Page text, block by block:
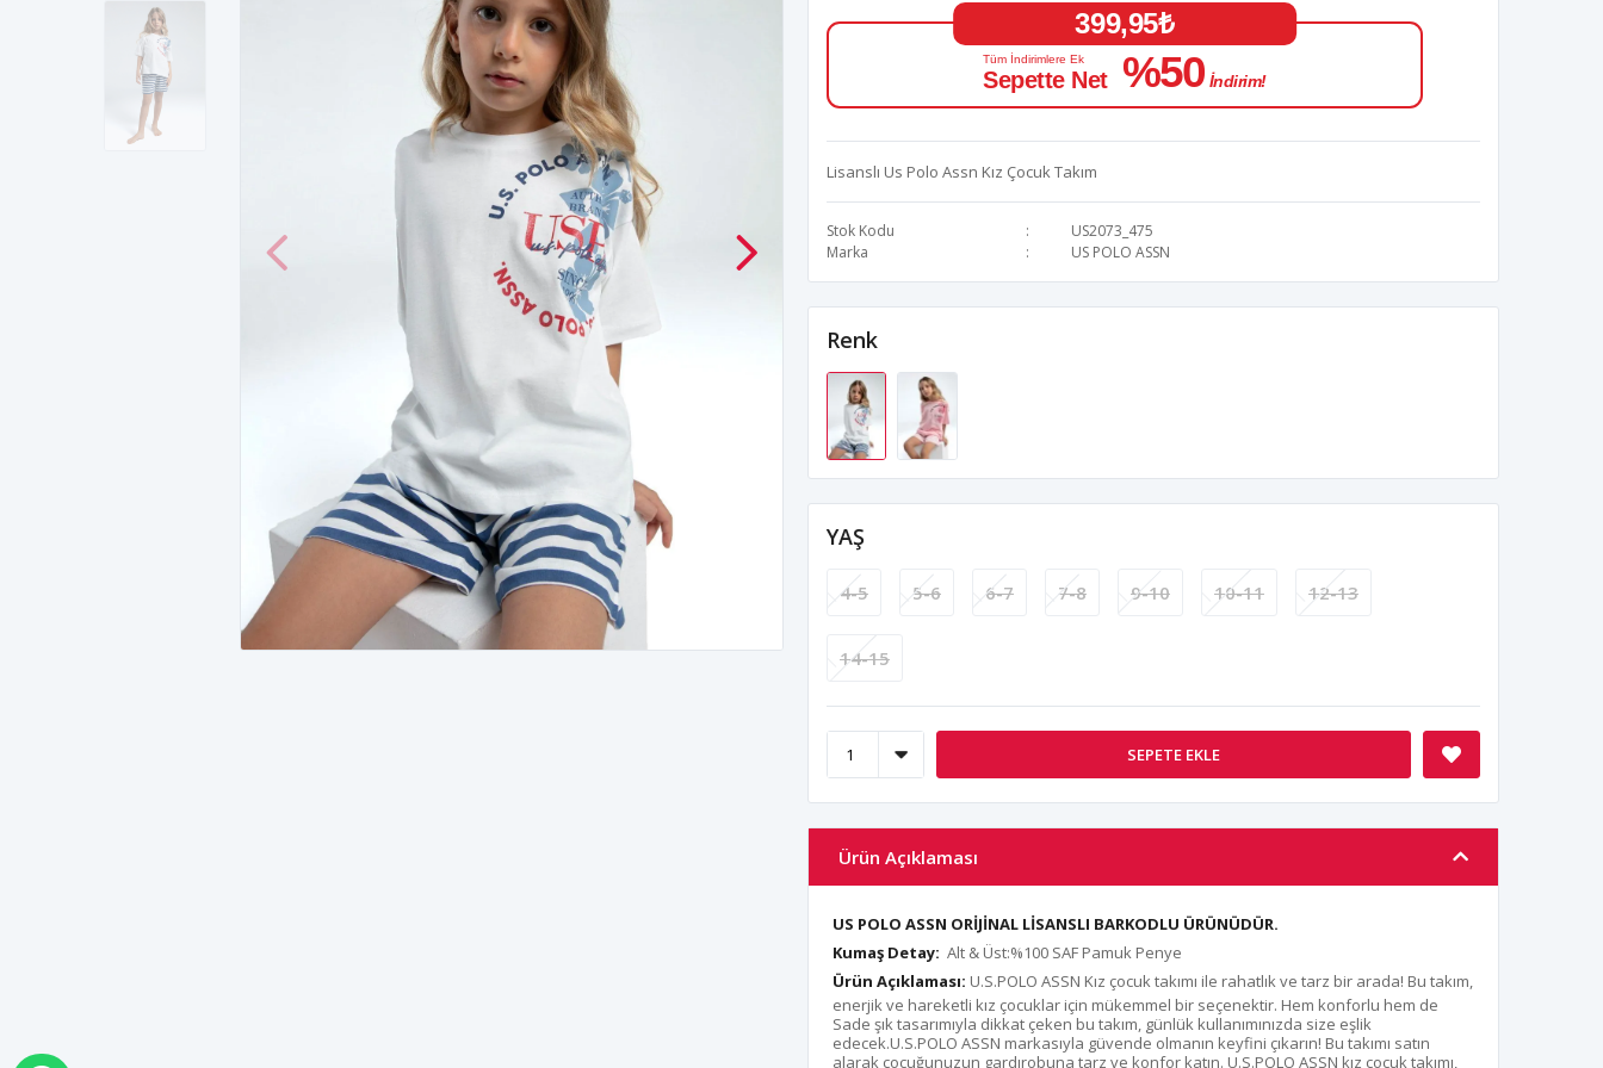
399,95₺
Tüm İndirimlere Ek
Sepette Net %50 İndirim!
Lisanslı Us Polo Assn Kız Çocuk Takım
Stok Kodu
US2073_475
Marka
US POLO ASSN
Renk
YAŞ
4-5 5-6 6-7 7-8 9-10 10-11 12-13
14-15
SEPETE EKLE
Ürün Açıklaması
US POLO ASSN ORİJİNAL LİSANSLI BARKODLU ÜRÜNÜDÜR.
Kumaş Detay: Alt & Üst:%100 SAF Pamuk Penye
Ürün Açıklaması: U.S.POLO ASSN Kız çocuk takımı ile rahatlık ve tarz bir arada! Bu takım,
enerjik ve hareketli kız çocuklar için mükemmel bir seçenektir. Hem konforlu hem de
Sade şık tasarımıyla dikkat çeken bu takım, günlük kullanımınızda size eşlik
edecek.U.S.POLO ASSN markasıyla güvende olmanın keyfini çıkarın! Bu takımı satın
alarak çocuğunuzun gardırobuna tarz ve konfor katın. U.S.POLO ASSN kız çocuk takımı,